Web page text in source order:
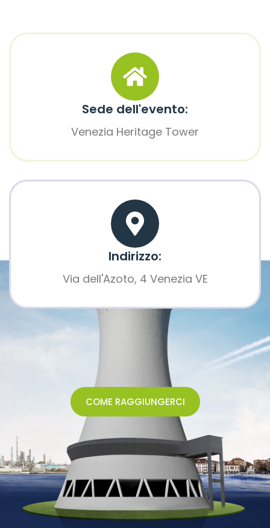
Sede dell'evento:
Venezia Heritage Tower
Indirizzo:
Via dell'Azoto, 4 Venezia VE
COME RAGGIUNGERCI